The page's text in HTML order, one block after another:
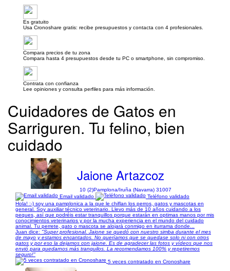
Es gratuito
Usa Cronoshare gratis: recibe presupuestos y contacta con 4 profesionales.
Compara precios de tu zona
Compara hasta 4 presupuestos desde tu PC o smartphone, sin compromiso.
Contrata con confianza
Lee opiniones y consulta perfiles para más información.
Cuidadores de Gatos en
Sarriguren. Tu felino, bien
cuidado
Jaione Artazcoz
10 (2)Pamplona/Iruña (Navarra) 31007
Email validado
Teléfono validado
Hola! :-) soy una pamplonica a la que le chiflan los perros, gatos y mascotas en
general. Soy auxiliar técnico veterinario. Llevo más de 10 años cuidando a los
peques, así que podréis estar tranquillos porque estarán en optimas manos por mis
conocimientos veterinarios y por la mucha experiencia en el mundo del cuidado
animal. Tu perrete, gato o mascota se alojará conmigo en iturrama donde...
Juan dice: "Super profesional. Jaione se quedó con nuestro simba durante el mes
de mayo y estamos encantados. No queríamos que se quedase solo ni con otros
gatos y por eso la dejamos con jaione. Es de agradecer las fotos y vídeos que nos
envió para quedarnos más tranquilos. La recomendamos 100% y repetiremos
seguro!"
5 veces contratado en Cronoshare